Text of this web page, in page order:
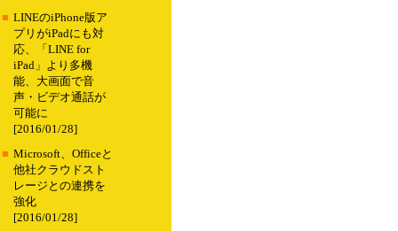
■ LINEのiPhone版ア
プリがiPadにも対
応、「LINE for
iPad」より多機
能、大画面で音
声・ビデオ通話が
可能に
[2016/01/28]
■ Microsoft、Officeと
他社クラウドスト
レージとの連携を
強化
[2016/01/28]